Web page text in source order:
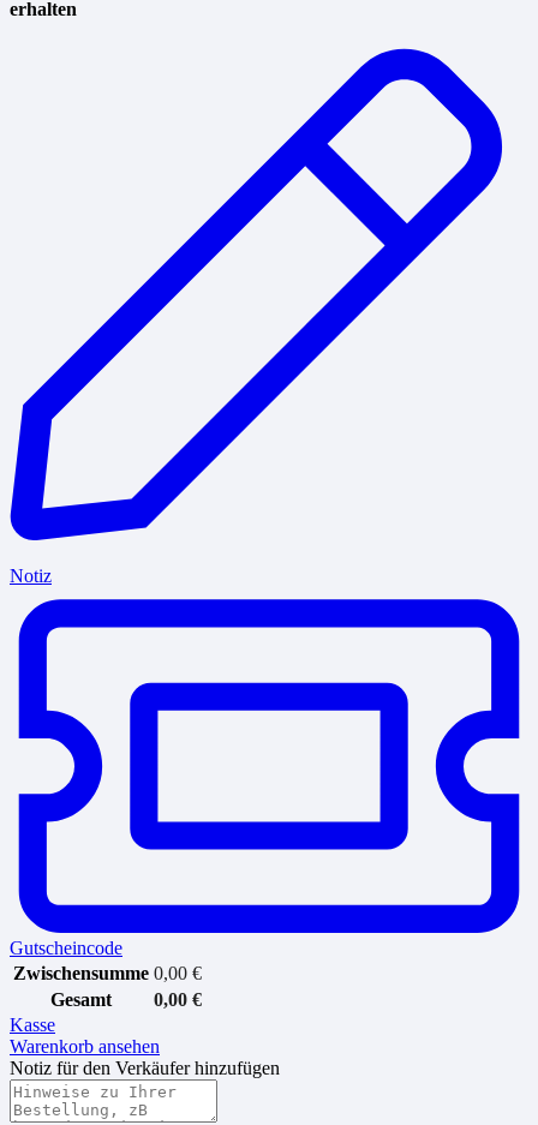
erhalten
Notiz
Gutscheincode
Zwischensumme 0,00 €
Gesamt
0,00 €
Kasse
Warenkorb ansehen
Notiz für den Verkäufer hinzufügen